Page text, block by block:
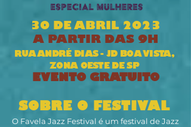
30 DE ABRIL 2023
A PARTIR DAS 9H
RUA ANDRÉ DIAS - JD BOA VISTA,
ZONA OESTE DE SP
EVENTO GRATUITO
SOBRE O FESTIVAL
O Favela Jazz Festival é um festival de Jazz